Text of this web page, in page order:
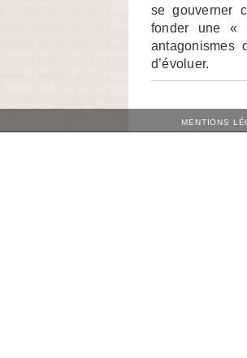
se gouverner
fonder une «
d’évoluer.
MENTIONS